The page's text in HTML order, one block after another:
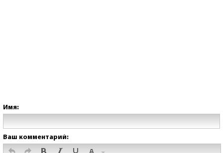
Имя:
Ваш комментарий: